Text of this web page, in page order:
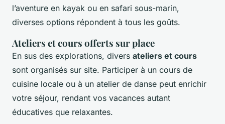
l’aventure en kayak ou en safari sous-marin,
diverses options répondent à tous les goûts.
Ateliers et cours offerts sur place
En sus des explorations, divers ateliers et cours
sont organisés sur site. Participer à un cours de
cuisine locale ou à un atelier de danse peut enrichir
votre séjour, rendant vos vacances autant
éducatives que relaxantes.